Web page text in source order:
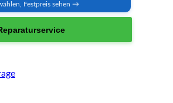
Festpreis sehen →